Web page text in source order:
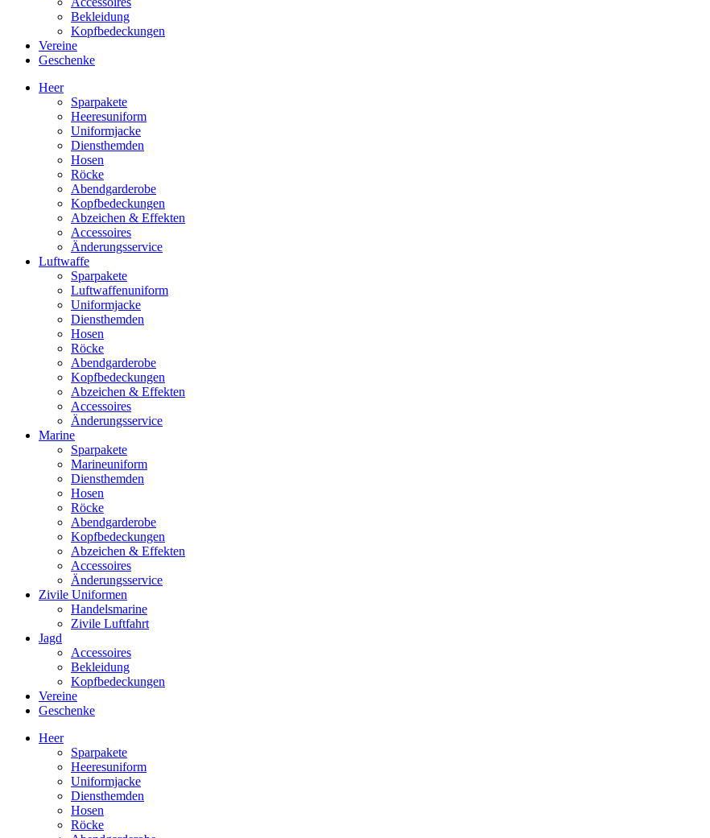
Bekleidung
Kopfbedeckungen
Vereine
Geschenke
Heer
Sparpakete
Heeresuniform
Uniformjacke
Diensthemden
Hosen
Röcke
Abendgarderobe
Kopfbedeckungen
Abzeichen & Effekten
Accessoires
Änderungsservice
Luftwaffe
Sparpakete
Luftwaffenuniform
Uniformjacke
Diensthemden
Hosen
Röcke
Abendgarderobe
Kopfbedeckungen
Abzeichen & Effekten
Accessoires
Änderungsservice
Marine
Sparpakete
Marineuniform
Diensthemden
Hosen
Röcke
Abendgarderobe
Kopfbedeckungen
Abzeichen & Effekten
Accessoires
Änderungsservice
Zivile Uniformen
Handelsmarine
Zivile Luftfahrt
Jagd
Accessoires
Bekleidung
Kopfbedeckungen
Vereine
Geschenke
Heer
Sparpakete
Heeresuniform
Uniformjacke
Diensthemden
Hosen
Röcke